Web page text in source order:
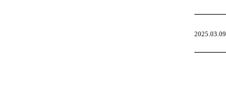
2025.03.09